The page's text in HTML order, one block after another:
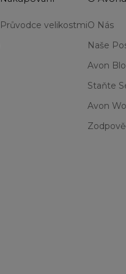
Průvodce velikostmiO Nás
Naše
Avon
Staňte
Avon